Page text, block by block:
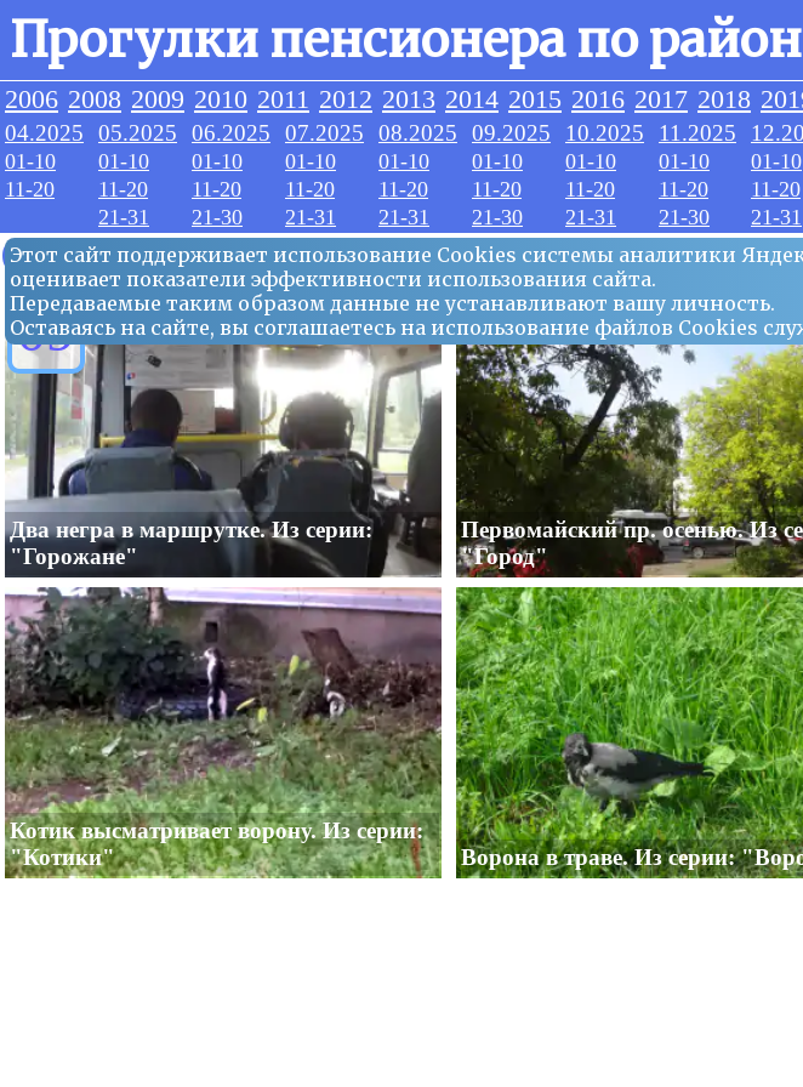
Прогулки пенсионера по
2006 2008 2009 2010 2011 2012 2013 2014 2015 2016 2017 2018
04.2025
01-10
11-20
05.2025
01-10
11-20
21-31
06.2025
01-10
11-20
21-30
07.2025
01-10
11-20
21-31
08.2025
01-10
11-20
21-31
09.2025
01-10
11-20
21-30
10.2025
01-10
11-20
21-31
11.2025
01-10
11-20
21-30
01-10
11-20
21-31
Этот сайт поддерживает использование Сookies системы аналитики
оценивает показатели эффективности использования сайта.
Передаваемые таким образом данные не устанавливают вашу личность.
Оставаясь на сайте, вы соглашаетесь на использование файлов Сookies
09.2025
09
Два негра в маршрутке. Из серии:
"Горожане"
Первомайский пр. осенью. Из
"Город"
Котик высматривает ворону. Из серии:
"Котики"
Ворона в траве. Из серии: